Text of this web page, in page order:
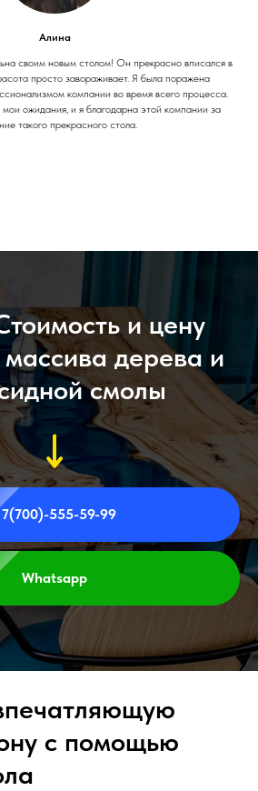
Алина
своим новым столом! Он прекрасно вписался в
просто завораживает. Я была поражена
компании во время всего процесса.
мои ожидания, и я благодарна этой компании за
такого прекрасного стола.
и цену
массива дерева и
смолы
555-59-99
Whatsapp
с помощью